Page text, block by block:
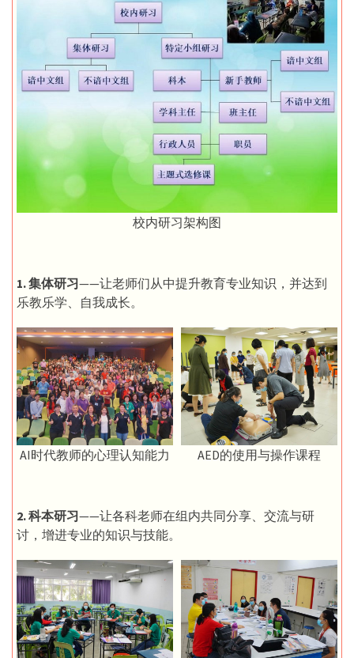
校内研习架构图
1. 集体研习——让老师们从中提升教育专业知识，并达到
乐教乐学、自我成长。
AI时代教师的心理认知能力 AED的使用与操作课程
2. 科本研习——让各科老师在组内共同分享、交流与研
讨，增进专业的知识与技能。